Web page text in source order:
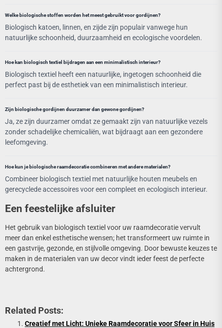
Welke biologische stoffen worden het meest gebruikt voor gordijnen?
Biologisch katoen, linnen, en zijde zijn populair vanwege hun
natuurlijke schoonheid, duurzaamheid en ecologische voordelen.
Hoe kan biologisch textiel bijdragen aan een minimalistisch interieur?
Biologisch textiel heeft een natuurlijke, ingetogen schoonheid die
perfect past bij de esthetiek van een minimalistisch interieur.
Zijn biologische gordijnen duurzamer dan gewone gordijnen?
Ja, ze zijn duurzamer omdat ze gemaakt zijn van natuurlijke vezels
zonder schadelijke chemicaliën, wat bijdraagt aan een gezondere
leefomgeving.
Hoe kun je biologische raamdecoratie combineren met andere materialen?
Combineer biologisch textiel met natuurlijke houten meubels en
gerecyclede accessoires voor een compleet en ecologisch interieur.
Een feestelijke afsluiter
Het gebruik van biologisch textiel voor uw raamdecoratie vervult
meer dan enkel esthetische wensen; het transformeert uw ruimte in
een gastvrije, gezonde, en stijlvolle omgeving. Door bewuste keuzes te
maken in de materialen van uw decor vindt ieder feest de perfecte
achtergrond.
Related Posts:
Creatief met Licht: Unieke Raamdecoratie voor Sfeer in Huis